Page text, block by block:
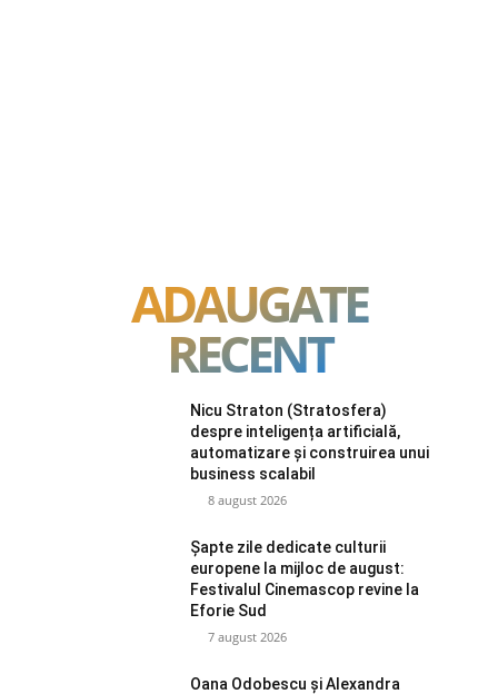
ADAUGATE
RECENT
Nicu Straton (Stratosfera)
despre inteligența artificială,
automatizare și construirea unui
business scalabil
8 august 2026
Șapte zile dedicate culturii
europene la mijloc de august:
Festivalul Cinemascop revine la
Eforie Sud
7 august 2026
Oana Odobescu și Alexandra